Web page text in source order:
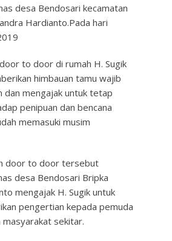
desa Bendosari kecamatan
Hardianto.Pada hari
to door di rumah H. Sugik
himbauan tamu wajib
dan mengajak untuk tetap
penipuan dan bencana
memasuki musim
door to door tersebut
desa Bendosari Bripka
mengajak H. Sugik untuk
pengertian kepada pemuda
sekitar.